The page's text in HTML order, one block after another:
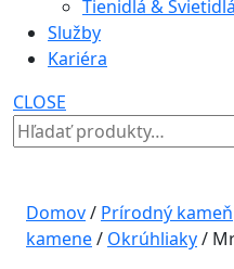
Tienidlá & Svietidlá
Služby
Kariéra
CLOSE
Hľadať:
Domov/ Prírodný kameň
kamene/ Okrúhliaky/